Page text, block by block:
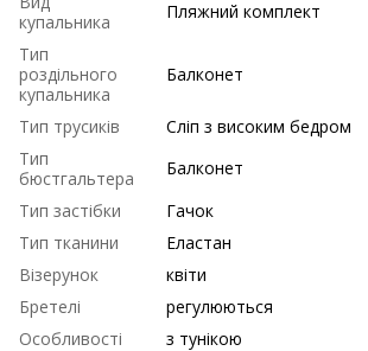
купальника
Пляжний комплект
Тип
роздільного
купальника
Балконет
Тип трусиків
Сліп з високим бедром
Тип
бюстгальтера
Балконет
Тип застібки
Гачок
Тип тканини
Еластан
Візерунок
квіти
Бретелі
регулюються
Особливості
з тунікою